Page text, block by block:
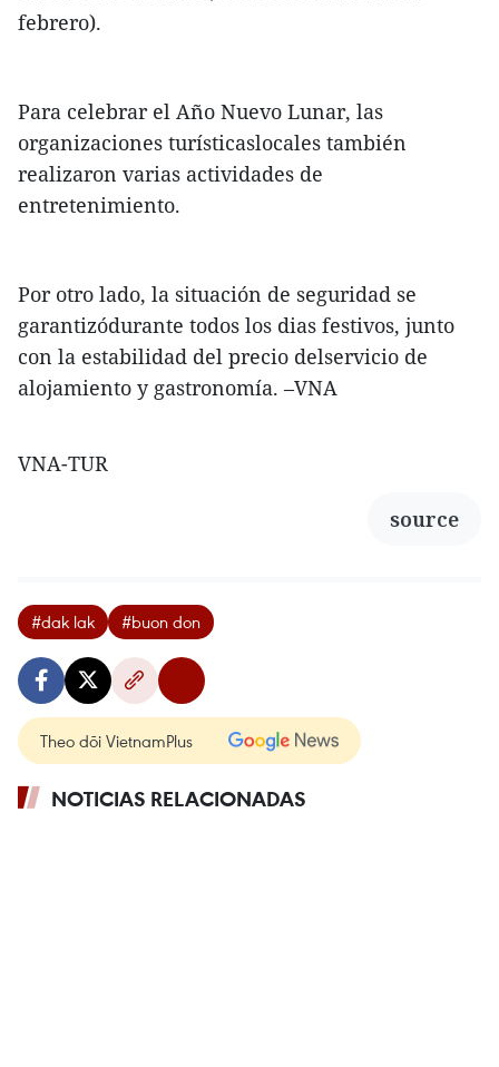
febrero).
Para celebrar el Año Nuevo Lunar, las
organizaciones turísticaslocales también
realizaron varias actividades de
entretenimiento.
Por otro lado, la situación de seguridad se
garantizódurante todos los dias festivos, junto
con la estabilidad del precio delservicio de
alojamiento y gastronomía. –VNA
VNA-TUR
source
#dak lak #buon don
Theo dõi VietnamPlus
NOTICIAS RELACIONADAS